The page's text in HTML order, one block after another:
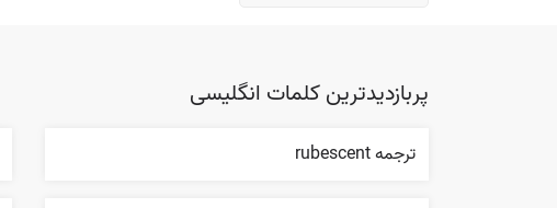
پربازدیدترین کلمات انگلیسی
ترجمه rubescent